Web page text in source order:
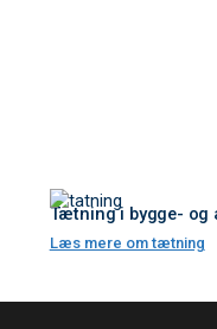
Tætning i bygge-
Læs mere om tætning